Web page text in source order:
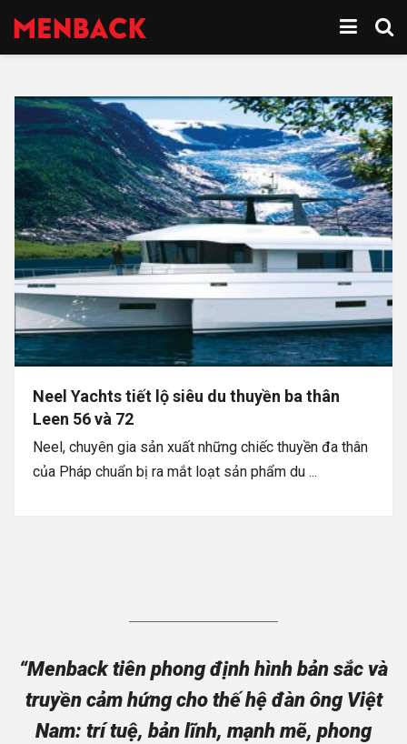
Neel Yachts tiết lộ siêu du thuyền ba thân
Leen 56 và 72
Neel, chuyên gia sản xuất những chiếc thuyền đa thân
của Pháp chuẩn bị ra mắt loạt sản phẩm du ...
“Menback tiên phong định hình bản sắc và
truyền cảm hứng cho thế hệ đàn ông Việt
Nam: trí tuệ, bản lĩnh, mạnh mẽ, phong